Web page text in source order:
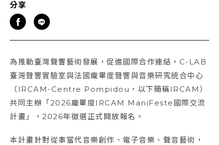
分享
為推動臺灣聲響藝術發展，促進國際合作連結，C-LAB
臺灣聲響實驗室與法國龐畢度聲響與音樂研究統合中心
（IRCAM-Centre Pompidou，以下簡稱IRCAM）
共同主辦「2026龐畢度IRCAM ManiFeste國際交流
計畫」，2026年徵選正式開放報名。
本計畫針對從事當代音樂創作、電子音樂、聲音藝術，